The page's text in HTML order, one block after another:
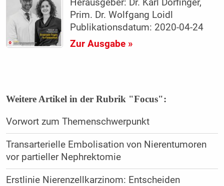
Herausgeber: Dr. Karl Dorfinger,
Prim. Dr. Wolfgang Loidl
Publikationsdatum: 2020-04-24
Zur Ausgabe »
Weitere Artikel in der Rubrik "Focus":
Vorwort zum Themenschwerpunkt
Transarterielle Embolisation von Nierentumoren
vor partieller Nephrektomie
Erstlinie Nierenzellkarzinom: Entscheiden